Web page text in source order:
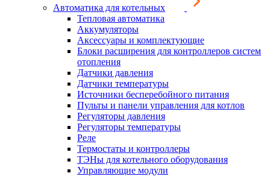
Автоматика для котельных
Тепловая автоматика
Аккумуляторы
Аксессуары и комплектующие
Блоки расширения для контроллеров систем
отопления
Датчики давления
Датчики температуры
Источники бесперебойного питания
Пульты и панели управления для котлов
Регуляторы давления
Регуляторы температуры
Реле
Термостаты и контроллеры
ТЭНы для котельного оборудования
Управляющие модули